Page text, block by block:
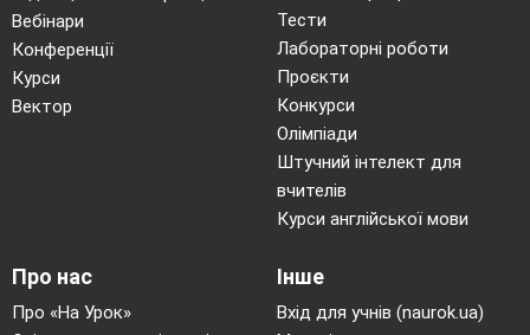
Вебінари
Конференції
Курси
Вектор
Тести
Лабораторні роботи
Проєкти
Конкурси
Олімпіади
Штучний інтелект для
вчителів
Курси англійської мови
Про нас
Про «На Урок»
Інше
Вхід для учнів (naurok.ua)